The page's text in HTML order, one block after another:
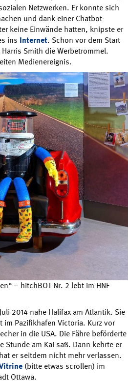
Netzwerken. Er konnte sich
und dank einer Chatbot-
keine Einwände hatten, knipste er
ins Internet. Schon vor dem Start
Smith die Werbetrommel.
Medienereignis.
– hitchBOT Nr. 2 lebt im HNF
2014 nahe Halifax am Atlantik. Sie
im Pazifikhafen Victoria. Kurz vor
in die USA. Die Fähre beförderte
Stunde am Kai saß. Dann kehrte er
er seitdem nicht mehr verlassen.
(bitte etwas scrollen) im
Ottawa.